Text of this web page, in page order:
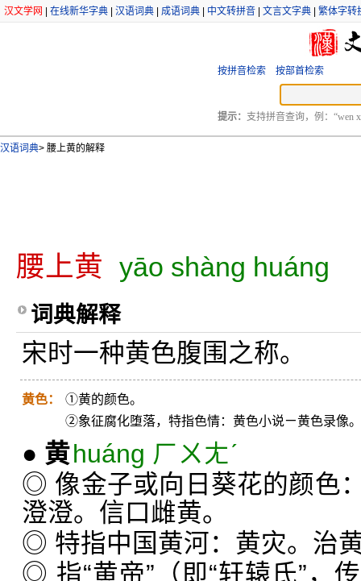
汉文学网 在线新华字典 汉语词典 成语词典 中文转拼音 文言文字典 繁体字转
按拼音检索 按部首检索
提示： 支持拼音查询，例：“wen
汉语词典> 腰上黄的解释
腰上黄 yāo shàng huáng
词典解释
宋时一种黄色腹围之称。
黄色：
①黄的颜色。
②象征腐化堕落，特指色情：黄色小说ㄧ黄色录像。
● 黄huáng ㄏㄨㄤˊ
◎ 像金子或向日葵花的颜色
澄澄。信口雌黄。
◎ 特指中国黄河：黄灾。治
◎ 指“黄帝”（即“轩辕氏”，